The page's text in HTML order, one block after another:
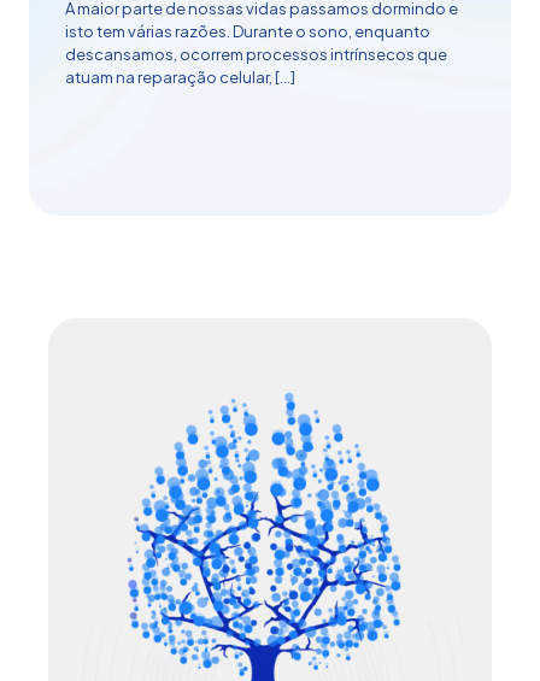
A maior parte de nossas vidas passamos dormindo e
isto tem várias razões. Durante o sono, enquanto
descansamos, ocorrem processos intrínsecos que
atuam na reparação celular,[…]